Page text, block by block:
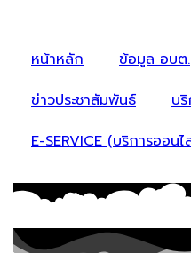
หน้าหลัก ข้อมูล อบต.
ข่าวประชาสัมพันธ์
บริ
E-SERVICE (บริการออนไ